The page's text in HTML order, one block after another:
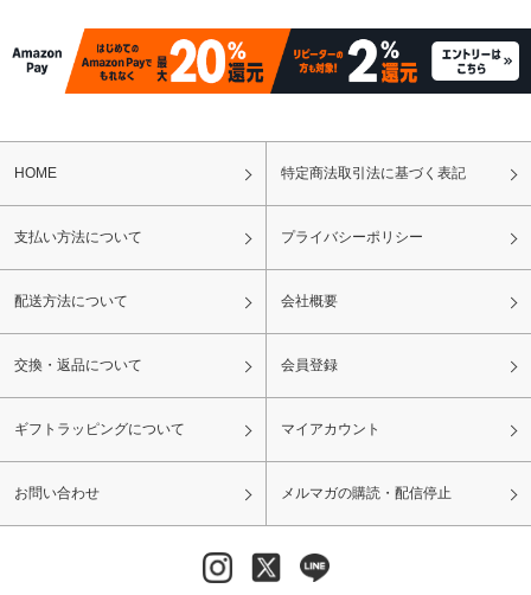
HOME 特定商法取引法に基づく表記
支払い方法について プライバシーポリシー
配送方法について 会社概要
交換・返品について 会員登録
ギフトラッピングについて マイアカウント
お問い合わせ メルマガの購読・配信停止